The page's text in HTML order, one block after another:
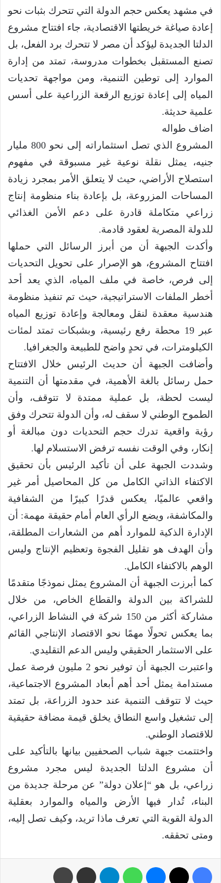
في مشهد يعكس حجم الدولة التي تتحرك بثبات نحو
إعادة صياغة خريطتها الاقتصادية، جاء افتتاح مشروع
الدلتا الجديدة ليؤكد أن مصر لا تتحرك برد الفعل، بل
تصنع المستقبل بخطوات مدروسة، تمتد من إدارة
الموارد إلى توطين التنمية، ومن مواجهة تحديات
المياه إلى إعادة توزيع الرقعة الزراعية على أسس
علمية حديثة.
اضاف طواله
المشروع الذي تصل استثماراته إلى نحو 800 مليار
جنيه، يمثل نقلة نوعية غير مسبوقة في مفهوم
استصلاح الأراضي، حيث لا يتعلق الأمر بمجرد زيادة
المساحات المزروعة، بل بإعادة بناء منظومة إنتاج
زراعي متكاملة قادرة على دعم الأمن الغذائي
للدولة المصرية لعقود قادمة.
وأكدت الجبهة أن من أبرز الرسائل التي حملها
افتتاح المشروع، هو الإصرار على تحويل التحديات
إلى فرص، خاصة في ملف المياه، الذي يعد أحد
أخطر الملفات الاستراتيجية، حيث تم تنفيذ منظومة
هندسية معقدة لنقل ومعالجة وإعادة توزيع المياه
عبر 19 محطة رفع رئيسية، وبشبكات تمتد لمئات
الكيلومترات، في تحدٍ واضح للطبيعة والجغرافيا.
وأضافت الجبهة أن حديث الرئيس خلال الافتتاح
حمل رسائل بالغة الأهمية، في مقدمتها أن التنمية
ليست لحظة، بل عملية ممتدة لا تتوقف، وأن
الطموح الوطني لا سقف له، وأن الدولة تتحرك وفق
رؤية واقعية تدرك حجم التحديات دون مبالغة أو
إنكار، وفي الوقت نفسه ترفض الاستسلام لها.
وشددت الجبهة على أن تأكيد الرئيس بأن تحقيق
الاكتفاء الذاتي الكامل من كل المحاصيل أمر غير
واقعي عالميًا، يعكس قدرًا كبيرًا من الشفافية
والمكاشفة، ويضع الرأي العام أمام حقيقة مهمة: أن
الإدارة الذكية للموارد أهم من الشعارات المطلقة،
وأن الهدف هو تقليل الفجوة وتعظيم الإنتاج وليس
الوهم بالاكتفاء الكامل.
كما أبرزت الجبهة أن المشروع يمثل نموذجًا متقدمًا
للشراكة بين الدولة والقطاع الخاص، من خلال
مشاركة أكثر من 150 شركة في النشاط الزراعي،
بما يعكس تحولًا مهمًا نحو الاقتصاد الإنتاجي القائم
على الاستثمار الحقيقي وليس الدعم التقليدي.
واعتبرت الجبهة أن توفير نحو 2 مليون فرصة عمل
مستدامة يمثل أحد أهم أبعاد المشروع الاجتماعية،
حيث لا تتوقف التنمية عند حدود الزراعة، بل تمتد
إلى تشغيل واسع النطاق يخلق قيمة مضافة حقيقية
للاقتصاد الوطني.
واختتمت جبهة شباب الصحفيين بيانها بالتأكيد على
أن مشروع الدلتا الجديدة ليس مجرد مشروع
زراعي، بل هو “إعلان دولة” عن مرحلة جديدة من
البناء، تُدار فيها الأرض والمياه والموارد بعقلية
الدولة القوية التي تعرف ماذا تريد، وكيف تصل إليه،
ومتى تحققه.